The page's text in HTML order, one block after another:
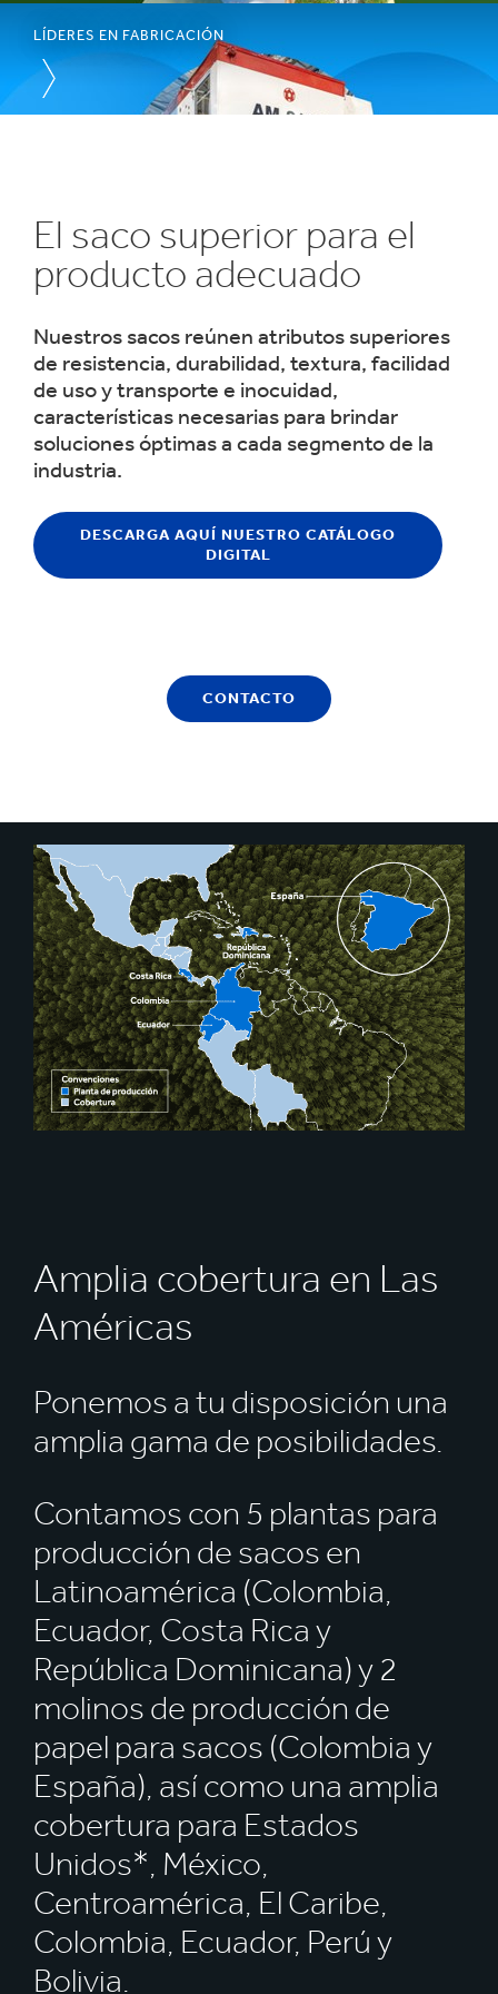
LÍDERES EN FABRICACIÓN
innovación
sostenibilidad
El saco superior para el
producto adecuado
Nuestros sacos reúnen atributos superiores
de resistencia, durabilidad, textura, facilidad
de uso y transporte e inocuidad,
características necesarias para brindar
soluciones óptimas a cada segmento de la
industria.
DESCARGA AQUÍ NUESTRO CATÁLOGO
DIGITAL
CONTACTO
Amplia cobertura en Las
Américas
Ponemos a tu disposición una
amplia gama de posibilidades.
Contamos con 5 plantas para
producción de sacos en
Latinoamérica (Colombia,
Ecuador, Costa Rica y
República Dominicana) y 2
molinos de producción de
papel para sacos (Colombia y
España), así como una amplia
cobertura para Estados
Unidos*, México,
Centroamérica, El Caribe,
Colombia, Ecuador, Perú y
Bolivia.